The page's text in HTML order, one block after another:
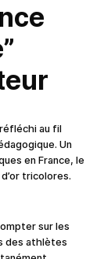
au fil
Un
en France, le
tricolores.
sur les
des athlètes